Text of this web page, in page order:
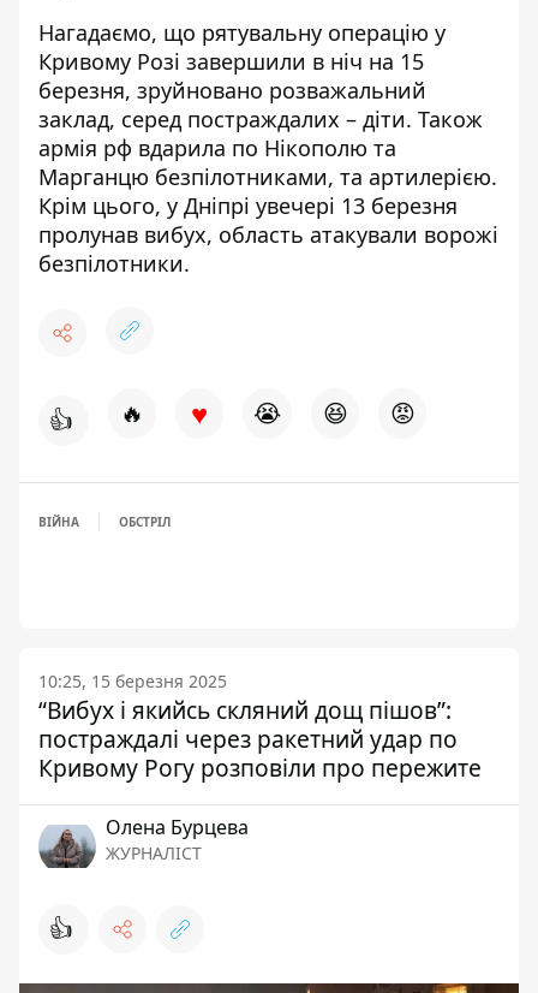
Нагадаємо, що рятувальну операцію у
Кривому Розі завершили в ніч на 15
березня, зруйновано розважальний
заклад, серед постраждалих – діти. Також
армія рф вдарила по Нікополю та
Марганцю безпілотниками, та артилерією.
Крім цього, у Дніпрі увечері 13 березня
пролунав вибух, область атакували ворожі
безпілотники.
👍 🔥 ♥ 😭 😆 😡
ВІЙНА ОБСТРІЛ
10:25, 15 березня 2025
“Вибух і якийсь скляний дощ пішов”:
постраждалі через ракетний удар по
Кривому Рогу розповіли про пережите
Олена Бурцева
ЖУРНАЛІСТ
👍